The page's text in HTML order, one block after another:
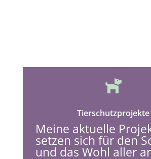

Tierschutzprojekte
Meine aktuelle
setzen sich für den
und das Wohl aller